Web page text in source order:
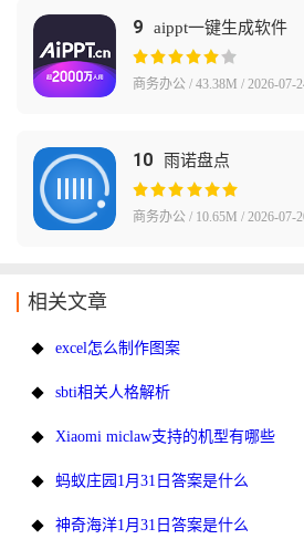
9 aippt一键生成软件
商务办公 / 43.38M / 2026-07-
10 雨诺盘点
商务办公 / 10.65M / 2026-07-
相关文章
excel怎么制作图案
sbti相关人格解析
Xiaomi miclaw支持的机型有哪些
蚂蚁庄园1月31日答案是什么
神奇海洋1月31日答案是什么